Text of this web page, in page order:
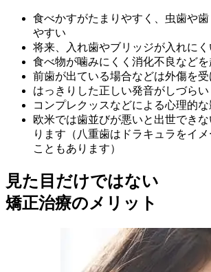
食べかすがたまりやすく、虫歯や歯
やすい
将来、入れ歯やブリッジが入れにく
食べ物が噛みにくく消化不良など
前歯が出ている場合などは外傷を
はっきりした正しい発音がしづらい
コンプレクッスなどによる心理的
欧米では歯並びが悪いと出世でき
ります（八重歯はドラキュラをイ
こともあります）
見た目だけではない
矯正治療のメリット